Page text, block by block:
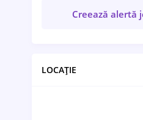
Creează alertă
LOCAȚIE